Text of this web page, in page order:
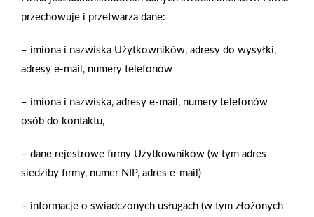
Zobacz archiwalne gazetki
Gwarancja jakości
Zakupy w systemie
przechowuje i przetwarza dane:
– imiona i nazwiska Użytkowników, adresy do wysyłki,
adresy e-mail, numery telefonów
– imiona i nazwiska, adresy e-mail, numery telefonów
osób do kontaktu,
– dane rejestrowe firmy Użytkowników (w tym adres
siedziby firmy, numer NIP, adres e-mail)
– informacje o świadczonych usługach (w tym złożonych
Polityka plików cookies
zapewnienia prawidłowego działania strony, poprawy komfortu
użytkowania oraz analizy ruchu na stronie.
Czym są pliki cookies?